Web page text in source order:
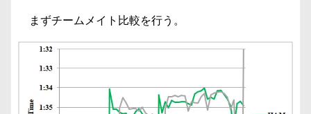
まずチームメイト比較を行う。